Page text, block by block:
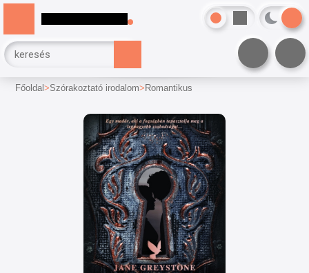
Főoldal Szórakoztató irodalom Romantikus